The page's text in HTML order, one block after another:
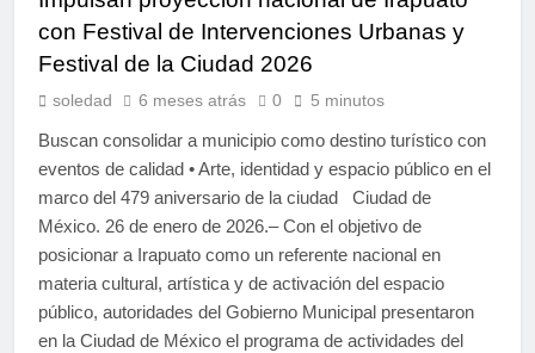
con Festival de Intervenciones Urbanas y
Festival de la Ciudad 2026
soledad 6 meses atrás 0 5 minutos
Buscan consolidar a municipio como destino turístico con
eventos de calidad •⁠ ⁠Arte, identidad y espacio público en el
marco del 479 aniversario de la ciudad Ciudad de
México. 26 de enero de 2026.– Con el objetivo de
posicionar a Irapuato como un referente nacional en
materia cultural, artística y de activación del espacio
público, autoridades del Gobierno Municipal presentaron
en la Ciudad de México el programa de actividades del